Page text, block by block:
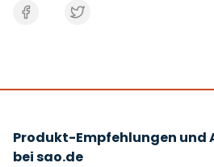
Produkt-Empfehlungen
bei sao.de